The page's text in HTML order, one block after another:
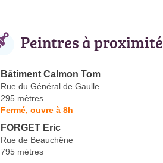
Peintres à proximité
Bâtiment Calmon Tom
Rue du Général de Gaulle
295 mètres
Fermé, ouvre à 8h
FORGET Eric
Rue de Beauchêne
795 mètres